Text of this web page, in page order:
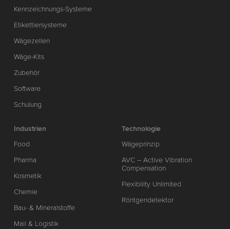
Kennzeichnungs-Systeme
Etikettiersysteme
Wägezellen
Wäge-Kits
Zubehör
Software
Schulung
Industrien
Food
Pharma
Kosmetik
Chemie
Bau- & Mineralstoffe
Mail & Logistik
Technologie
Wägeprinzip
AVC – Active Vibration
Compensation
Flexibility Unlimited
Röntgendetektor